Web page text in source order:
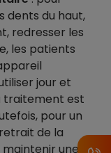
dents du haut,
redresser les
les patients
jour et
traitement est
pour un
de la
une